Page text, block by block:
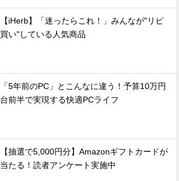
【iHerb】「迷ったらこれ！」みんなが"リピ
買い"している人気商品
「5年前のPC」とこんなに違う！予算10万円
台前半で実現する快適PCライフ
【抽選で5,000円分】Amazonギフトカードが
当たる！読者アンケート実施中